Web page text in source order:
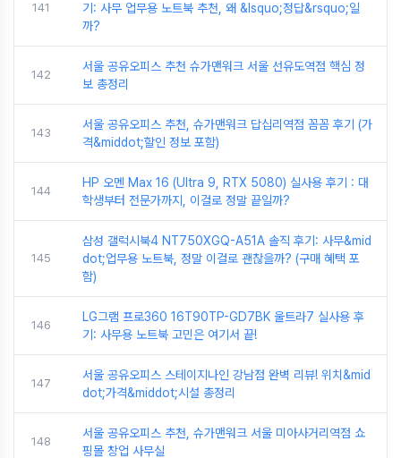
141
기: 사무 업무용 노트북 추천, 왜 &lsquo;정답&rsquo;일
까?
142
서울 공유오피스 추천 슈가맨워크 서울 선유도역점 핵심 정
보 총정리
143
서울 공유오피스 추천, 슈가맨워크 답십리역점 꼼꼼 후기 (가
격&middot;할인 정보 포함)
144
HP 오멘 Max 16 (Ultra 9, RTX 5080) 실사용 후기 : 대
학생부터 전문가까지, 이걸로 정말 끝일까?
145
삼성 갤럭시북4 NT750XGQ-A51A 솔직 후기: 사무&mid
dot;업무용 노트북, 정말 이걸로 괜찮을까? (구매 혜택 포
함)
146
LG그램 프로360 16T90TP-GD7BK 울트라7 실사용 후
기: 사무용 노트북 고민은 여기서 끝!
147
서울 공유오피스 스테이지나인 강남점 완벽 리뷰! 위치&mid
dot;가격&middot;시설 총정리
148
서울 공유오피스 추천, 슈가맨워크 서울 미아사거리역점 쇼
핑몰 창업 사무실